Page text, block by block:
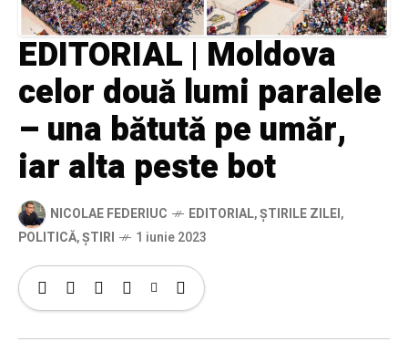
EDITORIAL | Moldova
celor două lumi paralele
– una bătută pe umăr,
iar alta peste bot
NICOLAE FEDERIUC EDITORIAL,ȘTIRILE ZILEI,
POLITICĂ,ȘTIRI 1 iunie 2023